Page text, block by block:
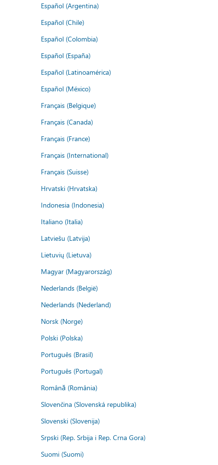
Español (Argentina)
Español (Chile)
Español (Colombia)
Español (España)
Español (Latinoamérica)
Español (México)
Français (Belgique)
Français (Canada)
Français (France)
Français (International)
Français (Suisse)
Hrvatski (Hrvatska)
Indonesia (Indonesia)
Italiano (Italia)
Latviešu (Latvija)
Lietuvių (Lietuva)
Magyar (Magyarország)
Nederlands (België)
Nederlands (Nederland)
Norsk (Norge)
Polski (Polska)
Português (Brasil)
Português (Portugal)
Română (România)
Slovenčina (Slovenská republika)
Slovenski (Slovenija)
Srpski (Rep. Srbija i Rep. Crna Gora)
Suomi (Suomi)